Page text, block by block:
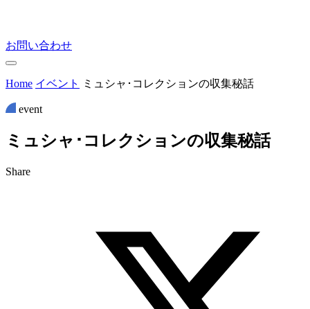
お問い合わせ
Home イベント ミュシャ･コレクションの収集秘話
event
ミ ュシャ ･ コ レク シ ョ ンの収集秘話
Share